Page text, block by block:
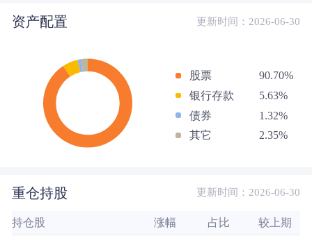
资产配置 更新时间：2026-06-30
股票
90.70%
银行存款
5.63%
债券
1.32%
其它
2.35%
重仓持股 更新时间：2026-06-30
持仓股 涨幅 占比 较上期